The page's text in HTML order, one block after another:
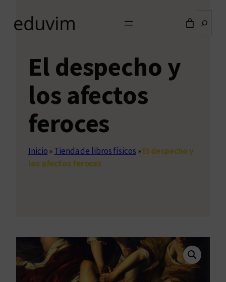
El despecho y
los afectos
feroces
Inicio»Tienda de libros físicos »El despecho y
los afectos feroces